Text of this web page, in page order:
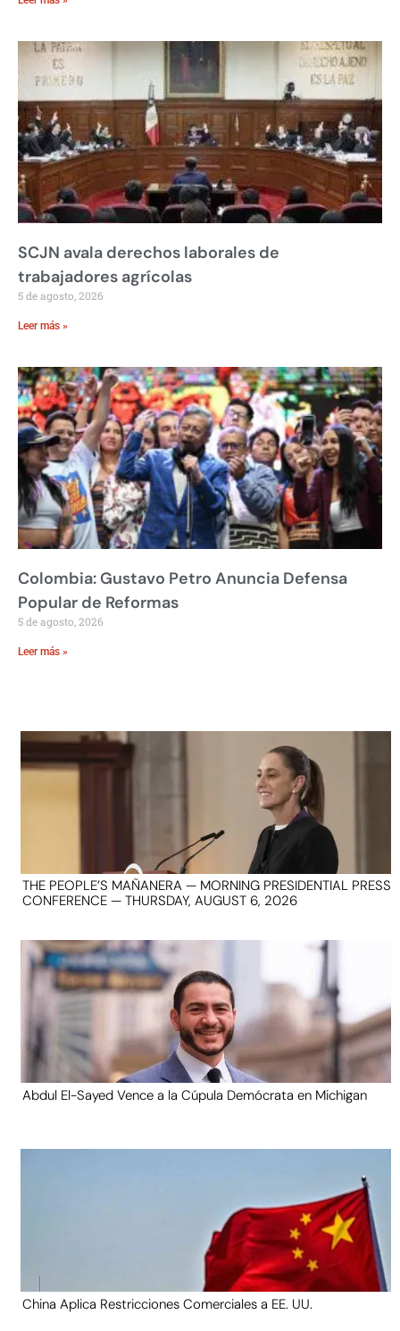
SCJN avala derechos laborales de
trabajadores agrícolas
5 de agosto, 2026
Leer más »
Colombia: Gustavo Petro Anuncia Defensa
Popular de Reformas
5 de agosto, 2026
Leer más »
THE PEOPLE’S MAÑANERA — MORNING PRESIDENTIAL PRESS
CONFERENCE — THURSDAY, AUGUST 6, 2026
Abdul El-Sayed Vence a la Cúpula Demócrata en Michigan
China Aplica Restricciones Comerciales a EE. UU.